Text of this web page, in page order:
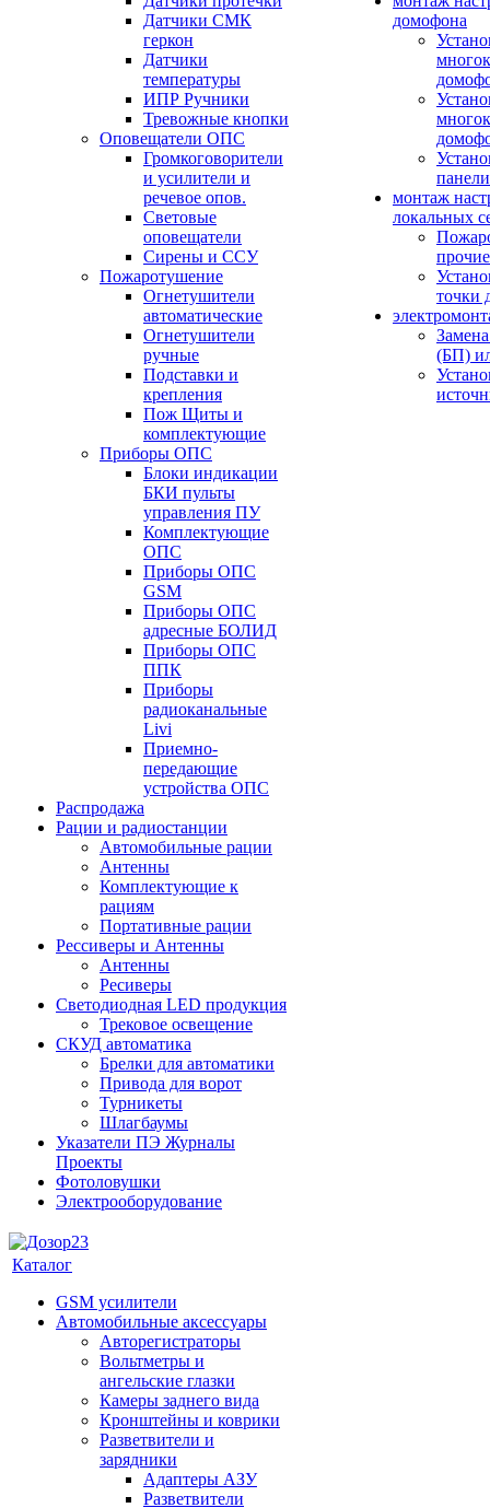
Датчики СМК
геркон
Датчики
температуры
ИПР Ручники
Тревожные кнопки
Оповещатели ОПС
Громкоговорители
и усилители и
речевое опов.
Световые
оповещатели
Сирены и ССУ
Пожаротушение
Огнетушители
автоматические
Огнетушители
ручные
Подставки и
крепления
Пож Щиты и
комплектующие
Приборы ОПС
Блоки индикации
БКИ пульты
управления ПУ
Комплектующие
ОПС
Приборы ОПС
GSM
Приборы ОПС
адресные БОЛИД
Приборы ОПС
ППК
Приборы
радиоканальные
Livi
Приемно-
передающие
устройства ОПС
Распродажа
Рации и радиостанции
Автомобильные рации
Антенны
Комплектующие к
рациям
Портативные рации
Рессиверы и Антенны
Антенны
Ресиверы
Светодиодная LED продукция
Трековое освещение
СКУД автоматика
Брелки для автоматики
Привода для ворот
Турникеты
Шлагбаумы
Указатели ПЭ Журналы
Проекты
Фотоловушки
Электрооборудование
домофона
панели
монтаж
локальных
точки
(БП)
Каталог
GSM усилители
Автомобильные аксессуары
Авторегистраторы
Вольтметры и
ангельские глазки
Камеры заднего вида
Кронштейны и коврики
Разветвители и
зарядники
Адаптеры АЗУ
Разветвители